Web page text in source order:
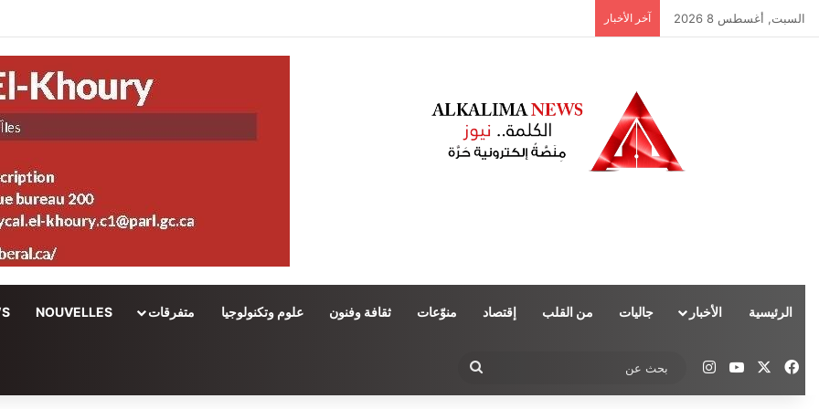
السبت, أغسطس 8 2026 آخر الأخبار
الرئيسية الأخبار جاليات من القلب إقتصاد منوّعات ثقافة وفنون علوم وتكنولوجيا متفرقات NOUVELLES
فيسبوك ‫YouTubeانستقرام
عن